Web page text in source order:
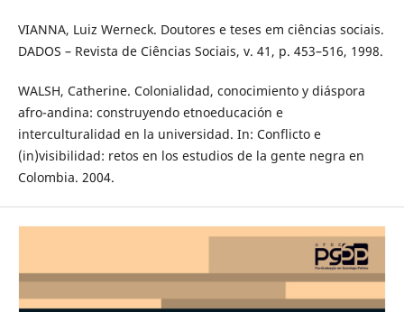
VIANNA, Luiz Werneck. Doutores e teses em ciências sociais.
DADOS – Revista de Ciências Sociais, v. 41, p. 453–516, 1998.
WALSH, Catherine. Colonialidad, conocimiento y diáspora
afro-andina: construyendo etnoeducación e
interculturalidad en la universidad. In: Conflicto e
(in)visibilidad: retos en los estudios de la gente negra en
Colombia. 2004.